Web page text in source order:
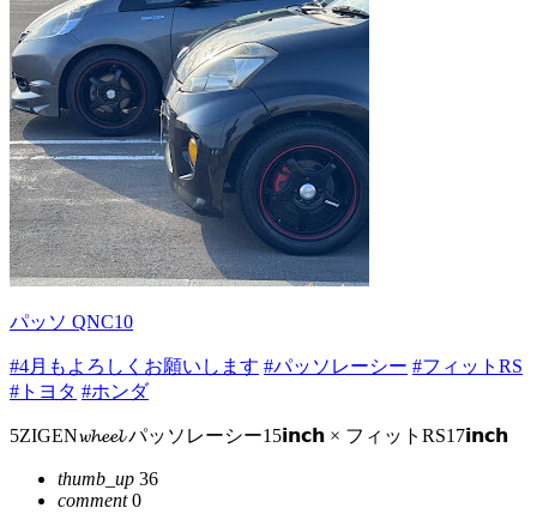
パッソ QNC10
#4月もよろしくお願いします #パッソレーシー #フィットRS
#トヨタ #ホンダ
5ZIGEN𝔀𝓱𝓮𝓮𝓵 パッソレーシー15𝗶𝗻𝗰𝗵 × フィットRS17𝗶𝗻𝗰𝗵
thumb_up 36
comment0